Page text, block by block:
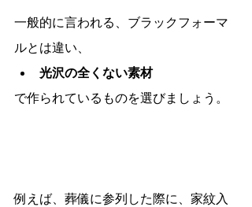
一般的に言われる、ブラックフォーマ
ルとは違い、
光沢の全くない素材
で作られているものを選びましょう。
例えば、葬儀に参列した際に、家紋入